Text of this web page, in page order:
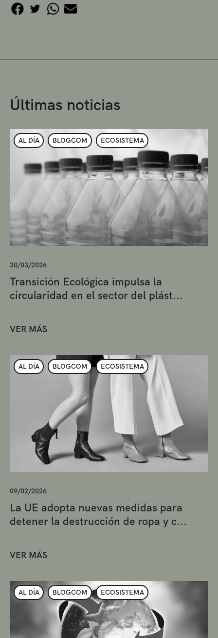
Últimas noticias
AL DÍA BLOGCOM ECOSISTEMA
30/03/2026
Transición Ecológica impulsa la
circularidad en el sector del plást...
VER MÁS
AL DÍA BLOGCOM ECOSISTEMA
09/02/2026
La UE adopta nuevas medidas para
detener la destrucción de ropa y c...
VER MÁS
AL DÍA BLOGCOM ECOSISTEMA